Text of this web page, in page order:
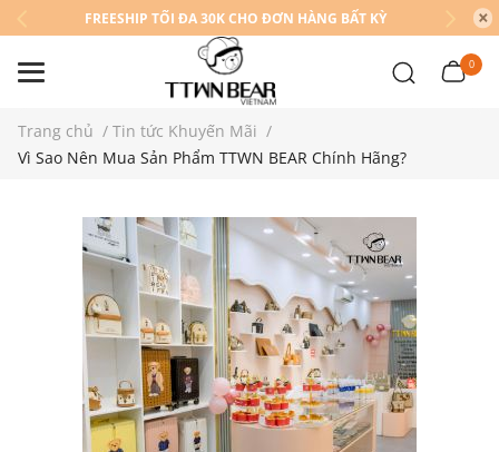
FREESHIP TỐI ĐA 30K CHO ĐƠN HÀNG BẤT KỲ
0
Trang chủ / Tin tức Khuyến Mãi /
Vì Sao Nên Mua Sản Phẩm TTWN BEAR Chính Hãng?